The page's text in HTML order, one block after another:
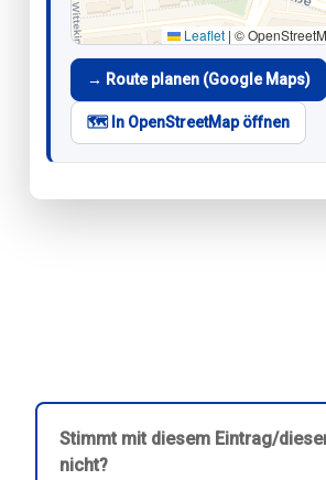
Leaflet | ©
→ Route planen (Google Maps)
🗺️ In OpenStreetMap öffnen
Stimmt mit diesem Eintrag/
nicht?